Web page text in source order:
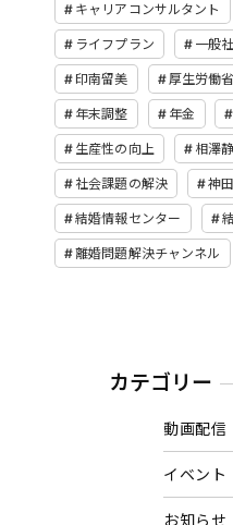
キャリアコンサルタント
ライフプラン 一般
印南留美 厚生労働省
年末調整 年金
生産性の向上 相澤静
社会課題の解決 神
結婚情報センター
離婚問題解決チャンネル
カテゴリー
動画配信
イベント
お知らせ